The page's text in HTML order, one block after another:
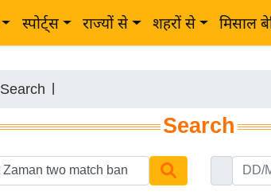
स्पोर्ट्स राज्यों से शहरों से मिसाल
Search
Search